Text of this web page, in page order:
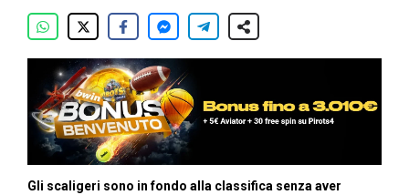
Gli scaligeri sono in fondo alla classifica senza aver